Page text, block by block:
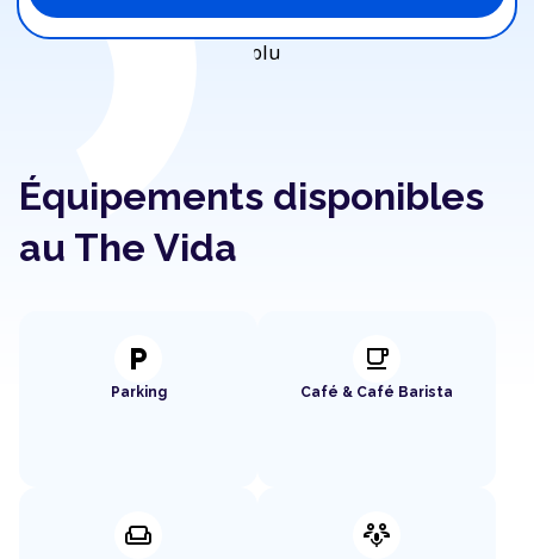
Équipements disponibles
au The Vida
local_parking
Parking
local_cafe
Café & Café Barista
weekend adaptive_audio_mic